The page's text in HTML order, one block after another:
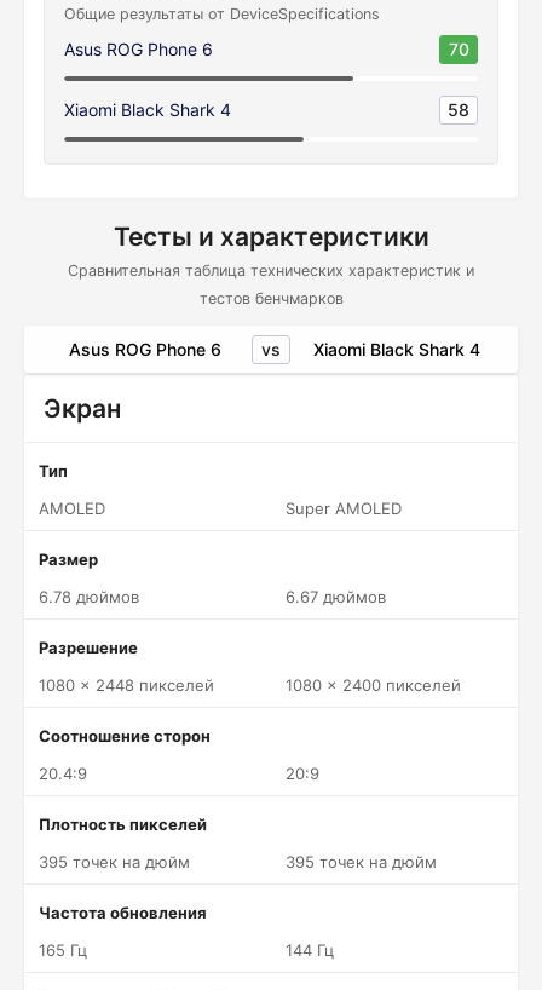
Общие результаты от DeviceSpecifications
Asus ROG Phone 6 70
Xiaomi Black Shark 4 58
Тесты и характеристики
Сравнительная таблица технических характеристик и
тестов бенчмарков
Asus ROG Phone 6 vs Xiaomi Black Shark 4
Экран
Тип
AMOLED
Super AMOLED
Размер
6.78 дюймов
6.67 дюймов
Разрешение
1080 x 2448 пикселей
1080 x 2400 пикселей
Соотношение сторон
20.4:9
20:9
Плотность пикселей
395 точек на дюйм
395 точек на дюйм
Частота обновления
165 Гц
144 Гц